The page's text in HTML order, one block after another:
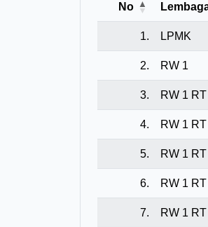
No
1. LPMK
2. RW 1
3. RW 1 RT
4. RW 1 RT
5. RW 1
6. RW 1
7. RW 1